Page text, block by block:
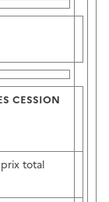
CESSION
total